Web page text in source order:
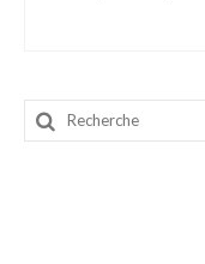
Ninh Binh
Rechercher
: